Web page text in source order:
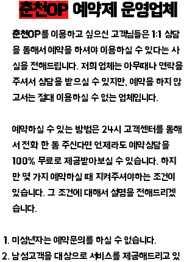
춘천OP예약제 운영업체
춘천OP를 이용하고 싶으신 고객님들은 1:1 상담
을 통해서 예약을 하셔야 이용하실 수 있다는 사
실을 전해드립니다. 저희 업체는 아무때나 연락을
주셔서 상담을 받으실 수 있지만, 예약을 하지 않
고서는 절대 이용하실 수 없는 업체입니다.
예약하실 수 있는 방법은 24시 고객센터를 통해
서 전화 한 통 주신다면 언제라도 예약상담을
100% 무료로 제공받아보실 수 있습니다. 하지
만 몇 가지 예약하실 때 지켜주셔야하는 조건이
있습니다. 그 조건에 대해서 설명을 전해드리겠
습니다.
미성년자는 예약문의를 하실 수 없습니다.
남성고객을 대상으로 서비스를 제공해드리고 있